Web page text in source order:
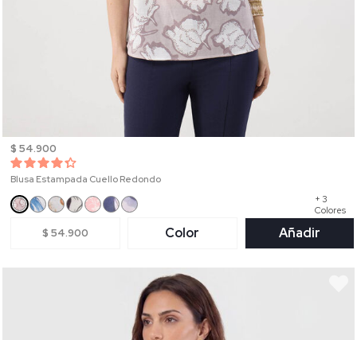
$ 54.900
Blusa Estampada Cuello Redondo
+ 3
Colores
$ 54.900 Color Añadir